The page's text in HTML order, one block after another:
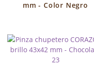
mm - Color Negro